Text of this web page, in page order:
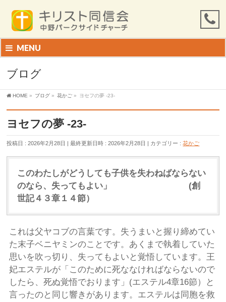
MENU
ブログ
HOME » ブログ » 花かご » ヨセフの夢 -23-
ヨセフの夢 -23-
投稿日 : 2026年2月28日 最終更新日時 : 2026年2月28日 カテゴリー :花かご
このわたしがどうしても子供を失わねばならない
のなら、失ってもよい」 (創
世記４３章１４節）
これは父ヤコブの言葉です。失うまいと握り締めてい
た末子ベニヤミンのことです。あくまで執着していた
思いを吹っ切り、失ってもよいと覚悟しています。王
妃エステルが「このために死ななければならないので
したら、死ぬ覚悟でおります」(エステル4章16節）と
言ったのと同じ響きがあります。エステルは同胞を救